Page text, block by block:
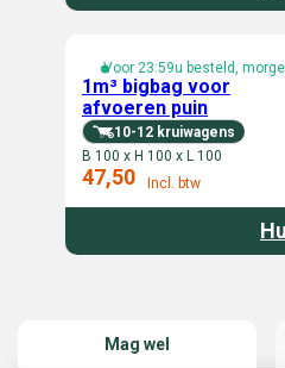
Voor 23:59u besteld,
10-12 kruiwagens
1m³ bigbag voor
afvoeren puin
B 100 x H 100 x L 100
47,50 Incl. btw
Mag wel